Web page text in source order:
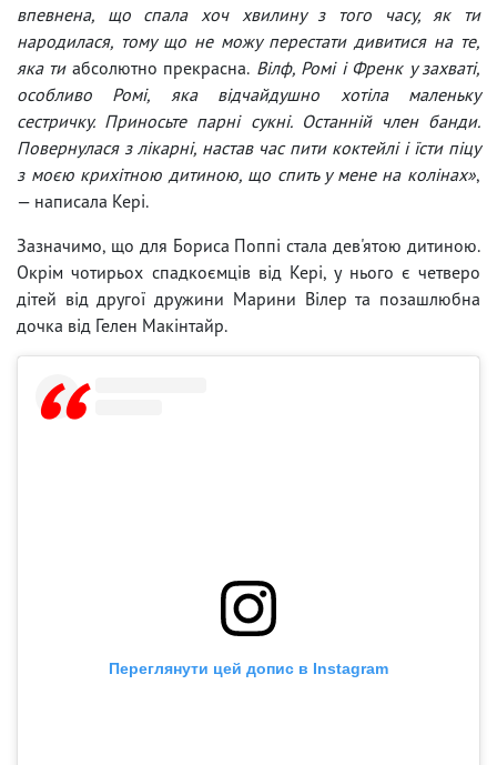
впевнена, що спала хоч хвилину з того часу, як ти
народилася, тому що не можу перестати дивитися на те,
яка ти абсолютно прекрасна. Вілф, Ромі і Френк у захваті,
особливо Ромі, яка відчайдушно хотіла маленьку
сестричку. Приносьте парні сукні. Останній член банди.
Повернулася з лікарні, настав час пити коктейлі і їсти піцу
з моєю крихітною дитиною, що спить у мене на колінах»,
— написала Кері.
Зазначимо, що для Бориса Поппі стала дев'ятою дитиною.
Окрім чотирьох спадкоємців від Кері, у нього є четверо
дітей від другої дружини Марини Вілер та позашлюбна
дочка від Гелен Макінтайр.
Переглянути цей допис в Instagram